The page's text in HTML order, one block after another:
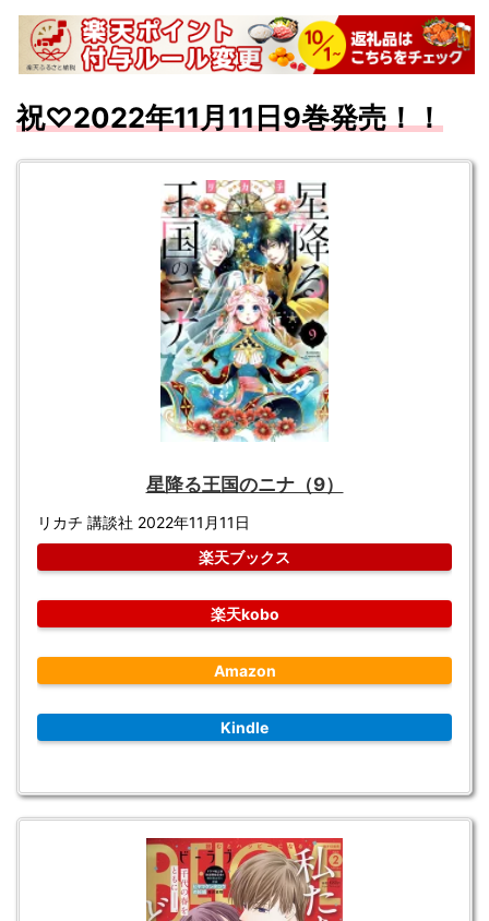
祝♡2022年11月11日9巻発売！！
星降る王国のニナ（9）
リカチ 講談社 2022年11月11日
楽天ブックス
楽天kobo
Amazon
Kindle